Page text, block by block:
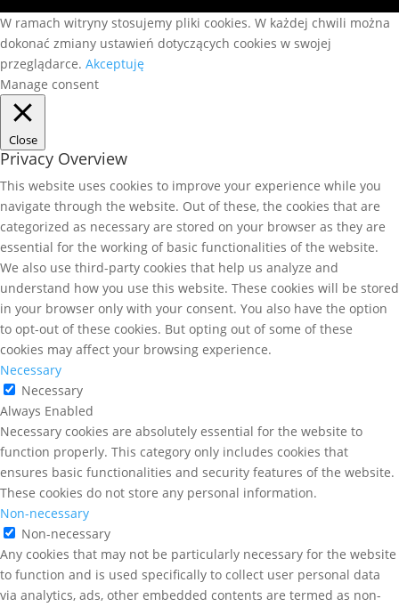
W ramach witryny stosujemy pliki cookies. W każdej chwili można
dokonać zmiany ustawień dotyczących cookies w swojej
przeglądarce. Akceptuję
Manage consent
Close
Privacy Overview
This website uses cookies to improve your experience while you
navigate through the website. Out of these, the cookies that are
categorized as necessary are stored on your browser as they are
essential for the working of basic functionalities of the website.
We also use third-party cookies that help us analyze and
understand how you use this website. These cookies will be stored
in your browser only with your consent. You also have the option
to opt-out of these cookies. But opting out of some of these
cookies may affect your browsing experience.
Necessary
Necessary
Always Enabled
Necessary cookies are absolutely essential for the website to
function properly. This category only includes cookies that
ensures basic functionalities and security features of the website.
These cookies do not store any personal information.
Non-necessary
Non-necessary
Any cookies that may not be particularly necessary for the website
to function and is used specifically to collect user personal data
via analytics, ads, other embedded contents are termed as non-